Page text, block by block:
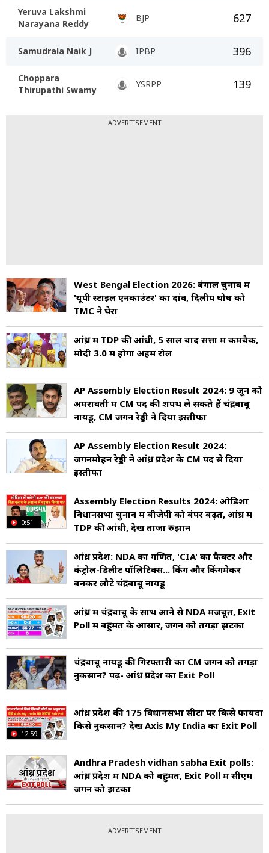
Yeruva Lakshmi
Narayana Reddy
BJP 627
Samudrala Naik J IPBP 396
Choppara
Thirupathi Swamy
YSRPP 139
ADVERTISEMENT
West Bengal Election 2026: बंगाल चुनाव में
'यूपी स्टाइल एनकाउंटर' का दांव, दिलीप घोष को
TMC ने घेरा
आंध्र में TDP की आंधी, 5 साल बाद सत्ता में कमबैक,
मोदी 3.0 में होगा अहम रोल
AP Assembly Election Result 2024: 9 जून को
अमरावती में CM पद की शपथ ले सकते हैं चंद्रबाबू
नायडू, CM जगन रेड्डी ने दिया इस्तीफा
AP Assembly Election Result 2024:
जगनमोहन रेड्डी ने आंध्र प्रदेश के CM पद से दिया
इस्तीफा
0:51
Assembly Election Results 2024: ओडिशा
विधानसभा चुनाव में बीजेपी को बंपर बढ़त, आंध्र में
TDP की आंधी, देखें ताजा रुझान
आंध्र प्रदेश: NDA का गणित, 'CIA' का फैक्टर और
कंट्रोल-डिलीट पॉलिटिक्स... किंग और किंगमेकर
बनकर लौटे चंद्रबाबू नायडू
आंध्र में चंद्रबाबू के साथ आने से NDA मजबूत, Exit
Poll में बहुमत के आसार, जगन को तगड़ा झटका
चंद्रबाबू नायडू की गिरफ्तारी का CM जगन को तगड़ा
नुकसान? पढ़ें- आंध्र प्रदेश का Exit Poll
12:59
आंध्र प्रदेश की 175 विधानसभा सीटों पर क‍िसे फायदा
क‍िसे नुकसान? देखें Axis My India का Exit Poll
Andhra Pradesh vidhan sabha Exit polls:
आंध्र प्रदेश में NDA को बहुमत, Exit Poll में सीएम
जगन को झटका
ADVERTISEMENT